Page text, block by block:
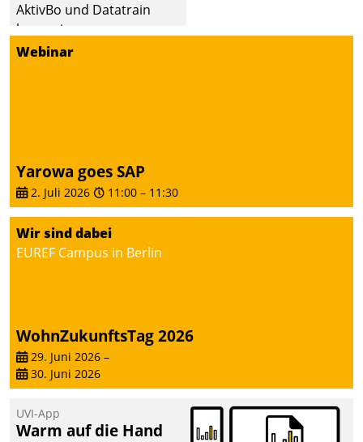
AktivBo und Datatrain
kooperieren –
Immobilienunternehmen
zielgerichtete
Mieterbefragungen – eine
starke Grundlage für
intelligente,
datengestützte
Entscheidungen.
Webinar
Yarowa goes SAP
2. Juli 2026 11:00 – 11:30
Wir sind dabei
EUREF Campus in Berlin
WohnZukunftsTag 2026
29. Juni 2026 –
30. Juni 2026
UVI-App
Warm auf die Hand